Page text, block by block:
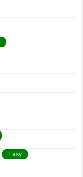
Easy